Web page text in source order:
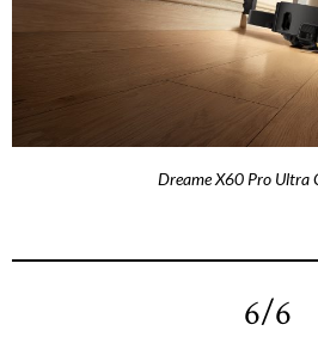
Dreame X60 Pro Ultra
6/6